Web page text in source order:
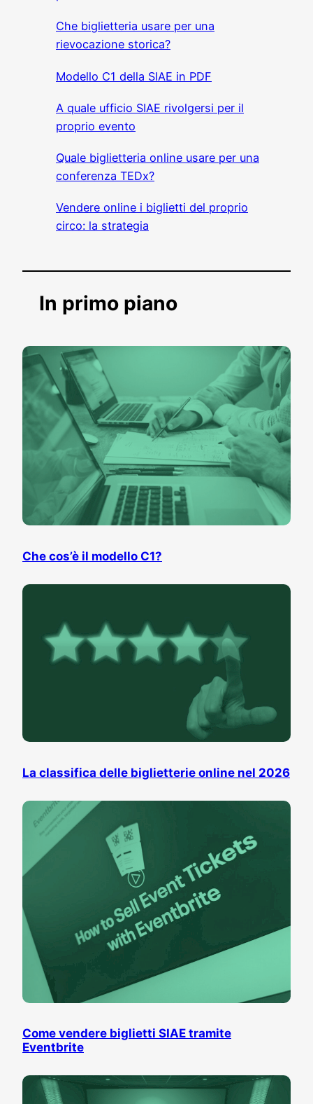
Che biglietteria usare per una
rievocazione storica?
Modello C1 della SIAE in PDF
A quale ufficio SIAE rivolgersi per il
proprio evento
Quale biglietteria online usare per una
conferenza TEDx?
Vendere online i biglietti del proprio
circo: la strategia
In primo piano
Che cos’è il modello C1?
La classifica delle biglietterie online nel 2026
Come vendere biglietti SIAE tramite
Eventbrite